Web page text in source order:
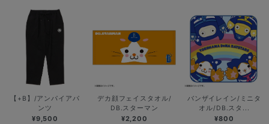
【+B】/アンパイアパ
ンツ
¥9,500
デカ顔フェイスタオル/
DB.スターマン
¥2,200
バンザイレイン/ミニタ
オル/DB.スタ...
¥800